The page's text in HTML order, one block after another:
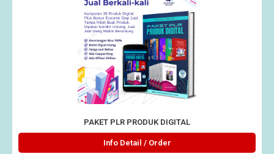
PAKET PLR PRODUK DIGITAL
Info Detail / Order